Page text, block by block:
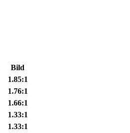
Bild
1.85:1
1.76:1
1.66:1
1.33:1
1.33:1